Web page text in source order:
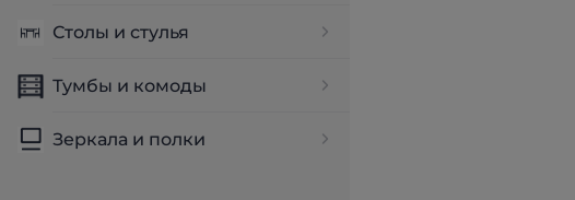
Столы и стулья
Тумбы и комоды
Зеркала и полки